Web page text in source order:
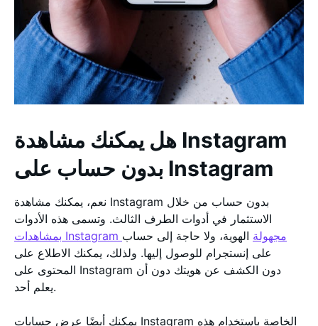
هل يمكنك مشاهدة Instagram
بدون حساب على Instagram
نعم، يمكنك مشاهدة Instagram بدون حساب من خلال
الاستثمار في أدوات الطرف الثالث. وتسمى هذه الأدوات
بمشاهدات Instagram مجهولة الهوية، ولا حاجة إلى حساب
على إنستجرام للوصول إليها. ولذلك، يمكنك الاطلاع على
المحتوى على Instagram دون الكشف عن هويتك دون أن
يعلم أحد.
يمكنك أيضًا عرض حسابات Instagram الخاصة باستخدام هذه